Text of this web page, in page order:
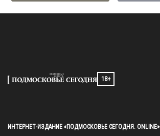
18+
ИНТЕРНЕТ-ИЗДАНИЕ «ПОДМОСКОВЬЕ СЕГОДНЯ. ONLINE»